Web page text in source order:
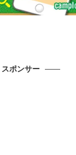
スポンサー